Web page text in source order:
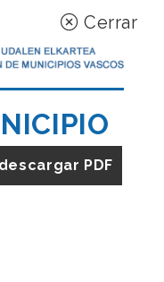
Cerrar
descargar PDF